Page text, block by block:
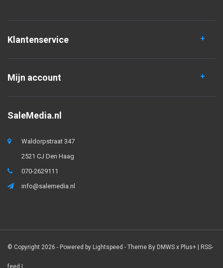
Klantenservice
Mijn account
SaleMedia.nl
Waldorpstraat 347
2521 CJ Den Haag
070-2629111
info@salemedia.nl
© Copyright 2026 - Powered by Lightspeed - Theme By DMWS x Plus+ | RSS-
feed |